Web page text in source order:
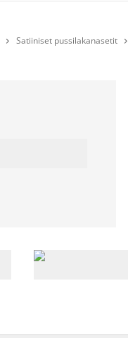
 Satiiniset pussilakanasetit